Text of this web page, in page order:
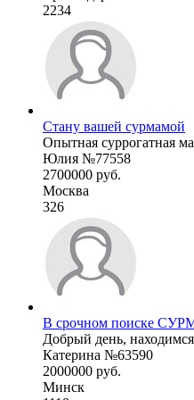
2234
Стану вашей сурмамой
Опытная суррогатная
Юлия №77558
2700000 руб.
Москва
326
В срочном поиске
Добрый день,
Катерина №63590
2000000 руб.
Минск